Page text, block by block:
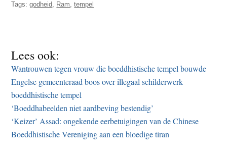
Tags:godheid, Ram,tempel
Lees ook:
Wantrouwen tegen vrouw die boeddhistische tempel bouwde
Engelse gemeenteraad boos over illegaal schilderwerk
boeddhistische tempel
‘Boeddhabeelden niet aardbeving bestendig’
‘Keizer’ Assad: ongekende eerbetuigingen van de Chinese
Boeddhistische Vereniging aan een bloedige tiran